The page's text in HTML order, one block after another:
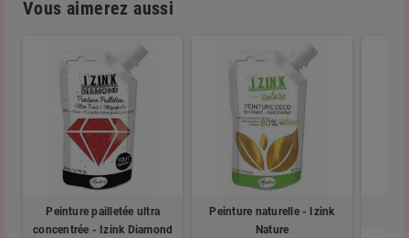
Vous aimerez aussi
Peinture pailletée ultra
concentrée - Izink Diamond
Peinture naturelle - Izink
Nature